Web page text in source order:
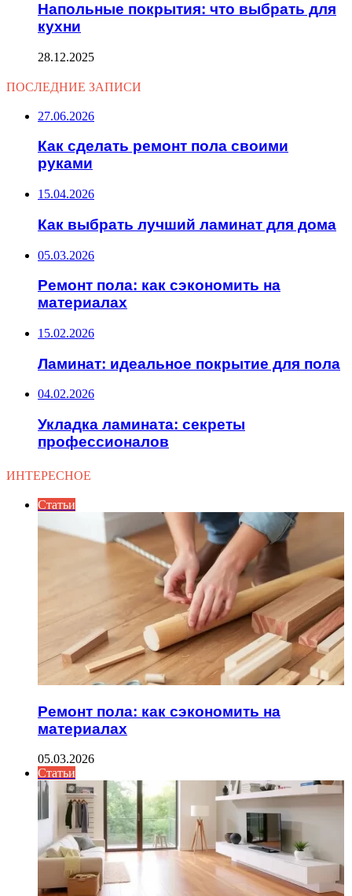
Напольные покрытия: что выбрать для
кухни
28.12.2025
ПОСЛЕДНИЕ ЗАПИСИ
27.06.2026
Как сделать ремонт пола своими
руками
15.04.2026
Как выбрать лучший ламинат для дома
05.03.2026
Ремонт пола: как сэкономить на
материалах
15.02.2026
Ламинат: идеальное покрытие для пола
04.02.2026
Укладка ламината: секреты
профессионалов
ИНТЕРЕСНОЕ
Статьи
Ремонт пола: как сэкономить на
материалах
05.03.2026
Статьи